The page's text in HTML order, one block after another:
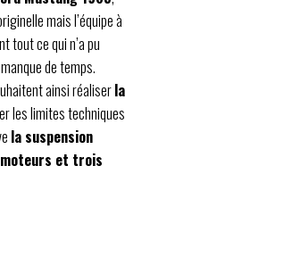
mais l’équipe à
tout ce qui n’a pu
de temps.
ainsi réaliserla
les limites techniques
la suspension
et trois